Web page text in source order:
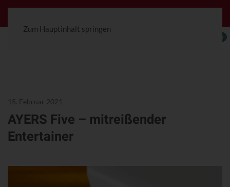
Zum Hauptinhalt springen
0
15. Februar 2021
AYERS Five – mitreißender
Entertainer